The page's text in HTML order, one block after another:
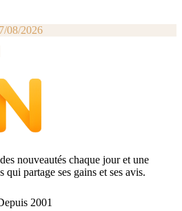
08/2026
nouveautés chaque jour et une
qui partage ses gains et ses avis.
2001